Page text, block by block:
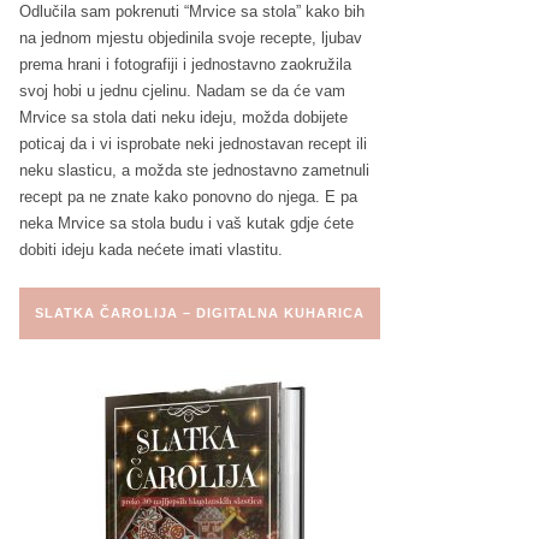
Odlučila sam pokrenuti “Mrvice sa stola” kako bih
na jednom mjestu objedinila svoje recepte, ljubav
prema hrani i fotografiji i jednostavno zaokružila
svoj hobi u jednu cjelinu. Nadam se da će vam
Mrvice sa stola dati neku ideju, možda dobijete
poticaj da i vi isprobate neki jednostavan recept ili
neku slasticu, a možda ste jednostavno zametnuli
recept pa ne znate kako ponovno do njega. E pa
neka Mrvice sa stola budu i vaš kutak gdje ćete
dobiti ideju kada nećete imati vlastitu.
SLATKA ČAROLIJA – DIGITALNA KUHARICA